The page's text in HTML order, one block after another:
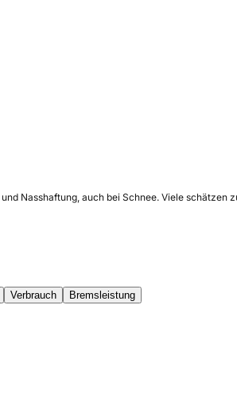
Nasshaftung, auch bei Schnee. Viele
Verbrauch
Bremsleistung